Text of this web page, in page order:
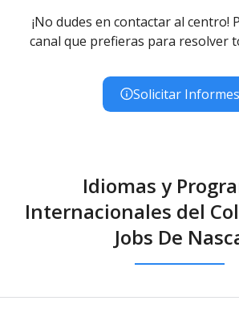
¡No dudes en contactar al centro!
canal que prefieras para resolver
Solicitar Informes
Idiomas y
Internacionales del
Jobs De